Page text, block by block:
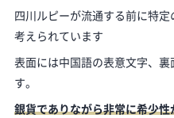
四川ルピーが流通する前に特
考えられています
表面には中国語の表意文字、
す。
銀貨でありながら非常に希少